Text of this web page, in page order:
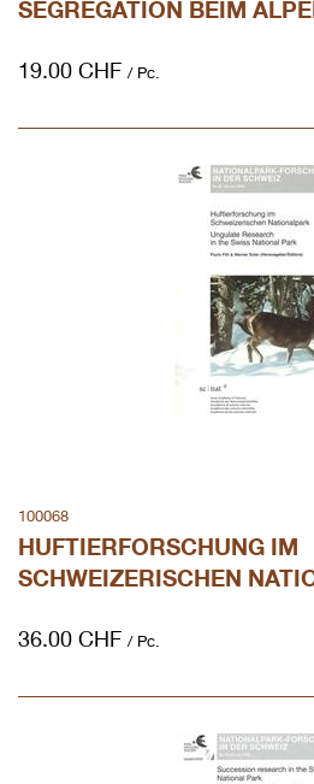
19.00 CHF / Pc.
SEGREGATION BEIM
36.00 CHF / Pc.
100068
HUFTIERFORSCHUNG IM
SCHWEIZERISCHEN